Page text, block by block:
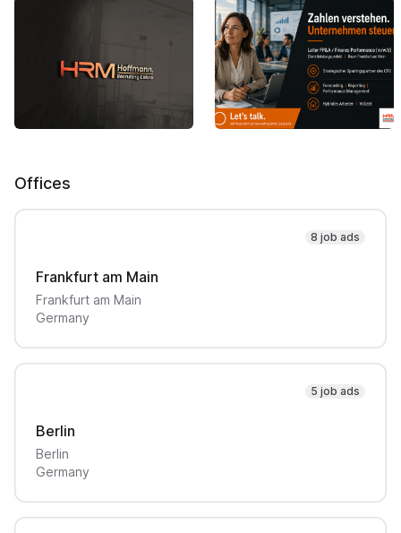
Offices
8 job ads
Frankfurt am Main
Frankfurt am Main
Germany
5 job ads
Berlin
Berlin
Germany